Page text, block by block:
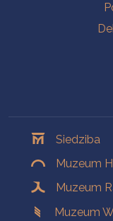
Siedziba
Muzeum
Muzeum
Muzeum